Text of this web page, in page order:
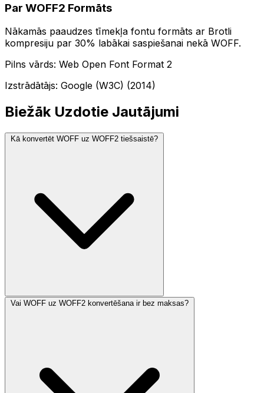
Par WOFF2 Formāts
Nākamās paaudzes tīmekļa fontu formāts ar Brotli
kompresiju par 30% labākai saspiešanai nekā WOFF.
Pilns vārds: Web Open Font Format 2
Izstrādātājs: Google (W3C) (2014)
Biežāk Uzdotie Jautājumi
Kā konvertēt WOFF uz WOFF2 tiešsaistē?
Vai WOFF uz WOFF2 konvertēšana ir bez maksas?